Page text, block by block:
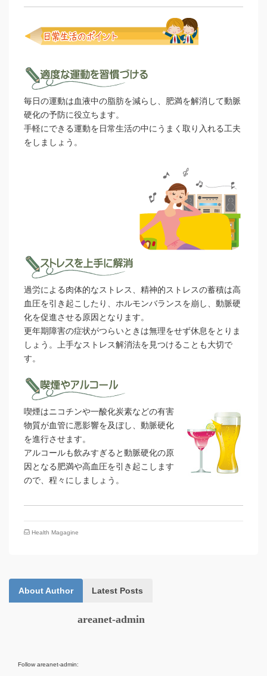
毎日の運動は血液中の脂肪を減らし、肥満を解消して動脈
硬化の予防に役立ちます。
手軽にできる運動を日常生活の中にうまく取り入れる工夫
をしましょう。
過労による肉体的なストレス、精神的ストレスの蓄積は高
血圧を引き起こしたり、ホルモンバランスを崩し、動脈硬
化を促進させる原因となります。
更年期障害の症状がつらいときは無理をせず休息をとりま
しょう。上手なストレス解消法を見つけることも大切で
す。
喫煙はニコチンや一酸化炭素などの有害
物質が血管に悪影響を及ぼし、動脈硬化
を進行させます。
アルコールも飲みすぎると動脈硬化の原
因となる肥満や高血圧を引き起こします
ので、程々にしましょう。
Health Magagine
About Author Latest Posts
Follow areanet-admin:
areanet-admin